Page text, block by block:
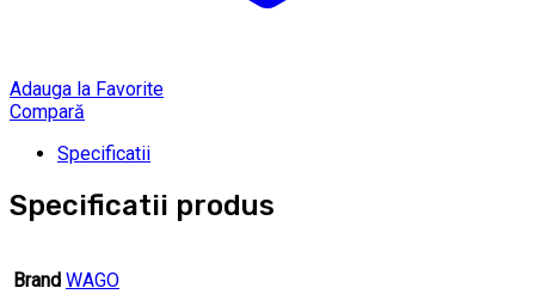
Adauga la Favorite
Compară
Specificatii
Specificatii produs
Brand WAGO